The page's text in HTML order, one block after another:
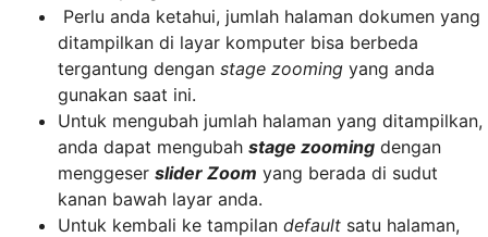
Perlu anda ketahui, jumlah halaman dokumen yang
ditampilkan di layar komputer bisa berbeda
tergantung dengan stage zooming yang anda
gunakan saat ini.
Untuk mengubah jumlah halaman yang ditampilkan,
anda dapat mengubah stage zooming dengan
menggeser slider Zoom yang berada di sudut
kanan bawah layar anda.
Untuk kembali ke tampilan default satu halaman,